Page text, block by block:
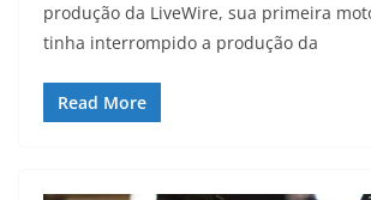
produção da LiveWire, sua primeira
tinha interrompido a produção da
Read More